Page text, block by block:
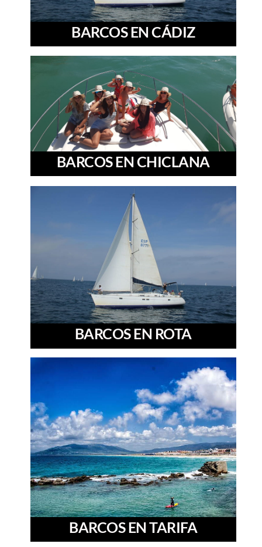
BARCOS EN CÁDIZ
BARCOS EN CHICLANA
BARCOS EN ROTA
BARCOS EN TARIFA